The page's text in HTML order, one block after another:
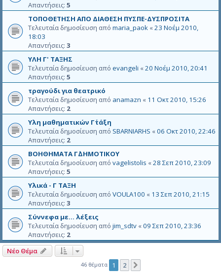
Απαντήσεις: 5
ΤΟΠΟΘΕΤΗΣΗ ΑΠΟ ΔΙΑΘΕΣΗ ΠΥΣΠΕ-ΔΥΣΠΡΟΣΙΤΑ
Τελευταία δημοσίευση από maria_paok «23 Νοέμ 2010,
18:03
Απαντήσεις: 3
ΥΛΗ Γ' ΤΑΞΗΣ
Τελευταία δημοσίευση από evangeli «20 Νοέμ 2010, 20:41
Απαντήσεις: 5
τραγούδι για θεατρικό
Τελευταία δημοσίευση από anamazn « 11 Οκτ 2010, 15:26
Απαντήσεις: 2
Υλη μαθηματικών Γ΄τάξη
Τελευταία δημοσίευση από SBARNIARHS «06 Οκτ 2010, 22:46
Απαντήσεις: 2
ΒΟΗΘΗΜΑΤΑ Γ΄ΔΗΜΟΤΙΚΟΥ
Τελευταία δημοσίευση από vagelistolis «28 Σεπ 2010, 23:09
Απαντήσεις: 5
Υλικά - Γ ΤΑΞΗ
Τελευταία δημοσίευση από VOULA100 « 13 Σεπ 2010, 21:15
Απαντήσεις: 3
Σύννεφα με... λέξεις
Τελευταία δημοσίευση από jim_sdtv «09 Σεπ 2010, 23:36
Απαντήσεις: 2
Νέο Θέμα
46 θέματα 1 2